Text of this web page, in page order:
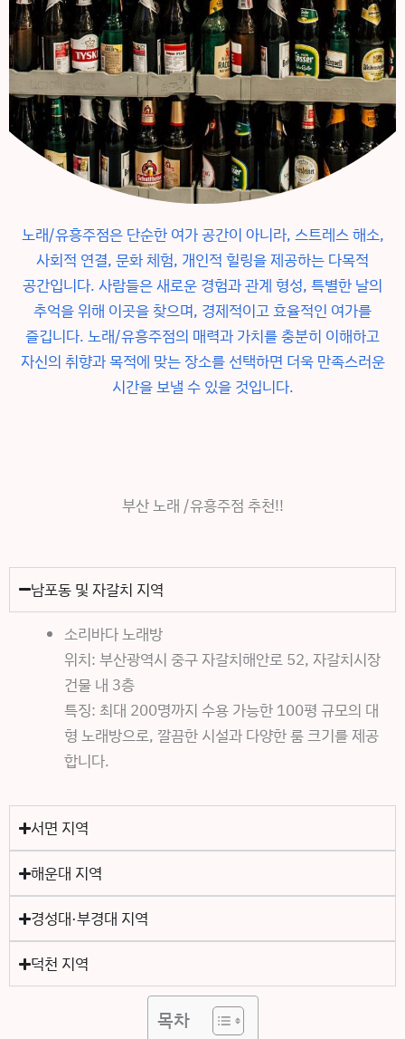
노래/유흥주점은 단순한 여가 공간이 아니라, 스트레스 해소,
사회적 연결, 문화 체험, 개인적 힐링을 제공하는 다목적
공간입니다. 사람들은 새로운 경험과 관계 형성, 특별한 날의
추억을 위해 이곳을 찾으며, 경제적이고 효율적인 여가를
즐깁니다. 노래/유흥주점의 매력과 가치를 충분히 이해하고
자신의 취향과 목적에 맞는 장소를 선택하면 더욱 만족스러운
시간을 보낼 수 있을 것입니다.
부산 노래 /유흥주점 추천!!
남포동 및 자갈치 지역
소리바다 노래방
위치: 부산광역시 중구 자갈치해안로 52, 자갈치시장
건물 내 3층
특징: 최대 200명까지 수용 가능한 100평 규모의 대
형 노래방으로, 깔끔한 시설과 다양한 룸 크기를 제공
합니다.
서면 지역
해운대 지역
경성대·부경대 지역
덕천 지역
목차